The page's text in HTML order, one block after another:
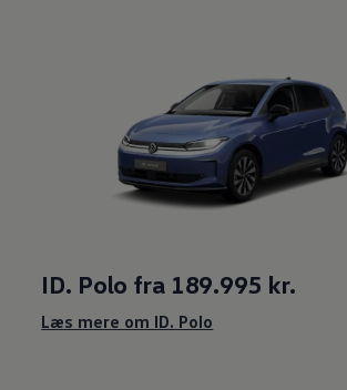
ID. Polo fra 189.995 kr.
Læs mere om ID. Polo